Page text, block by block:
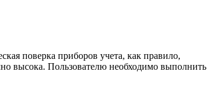
поверка приборов учета, как правило,
высока. Пользователю необходимо выполнить